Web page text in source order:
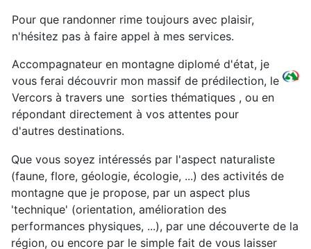
Pour que randonner rime toujours avec plaisir,
n'hésitez pas à faire appel à mes services.
Accompagnateur en montagne diplomé d'état, je
vous ferai découvrir mon massif de prédilection, le
Vercors à travers une sorties thématiques , ou en
répondant directement à vos attentes pour
d'autres destinations.
Que vous soyez intéressés par l'aspect naturaliste
(faune, flore, géologie, écologie, ...) des activités de
montagne que je propose, par un aspect plus
'technique' (orientation, amélioration des
performances physiques, ...), par une découverte de la
région, ou encore par le simple fait de vous laisser